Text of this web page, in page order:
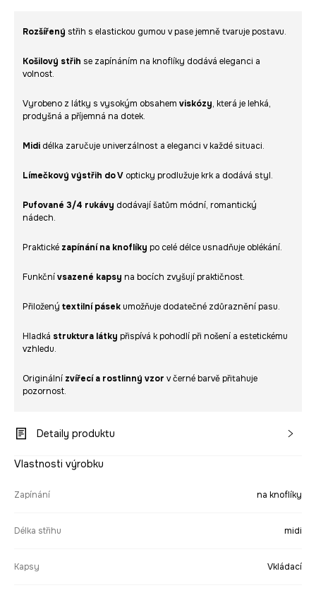
Rozšířený střih s elastickou gumou v pase jemně tvaruje postavu.
Košilový střih se zapínáním na knoflíky dodává eleganci a
volnost.
Vyrobeno z látky s vysokým obsahem viskózy, která je lehká,
prodyšná a příjemná na dotek.
Midi délka zaručuje univerzálnost a eleganci v každé situaci.
Límečkový výstřih do V opticky prodlužuje krk a dodává styl.
Pufované 3/4 rukávy dodávají šatům módní, romantický
nádech.
Praktické zapínání na knoflíky po celé délce usnadňuje oblékání.
Funkčnívsazené kapsy na bocích zvyšují praktičnost.
Přiložený textilní pásek umožňuje dodatečné zdůraznění pasu.
Hladká struktura látky přispívá k pohodlí při nošení a estetickému
vzhledu.
Originální zvířecí a rostlinný vzor v černé barvě přitahuje
pozornost.
Detaily produktu
Vlastnosti výrobku
Zapínání na knoflíky
Délka střihu midi
Kapsy Vkládací